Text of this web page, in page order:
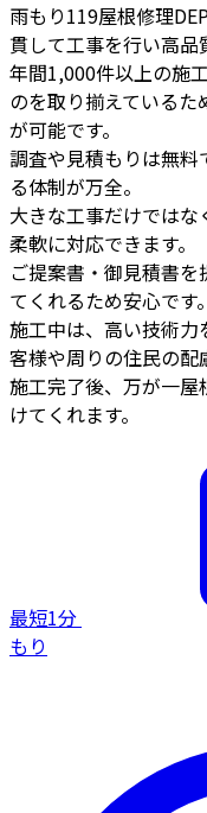
雨もり119屋根修理
貫して工事を行い高品
年間1,000件以上の施
のを取り揃えている
が可能です。
調査や見積もりは無料
る体制が万全。
大きな工事だけでは
柔軟に対応できます。
ご提案書・御見積書
てくれるため安心です。
施工中は、高い技術
客様や周りの住民の配
施工完了後、万が一
けてくれます。
最短1分
もり